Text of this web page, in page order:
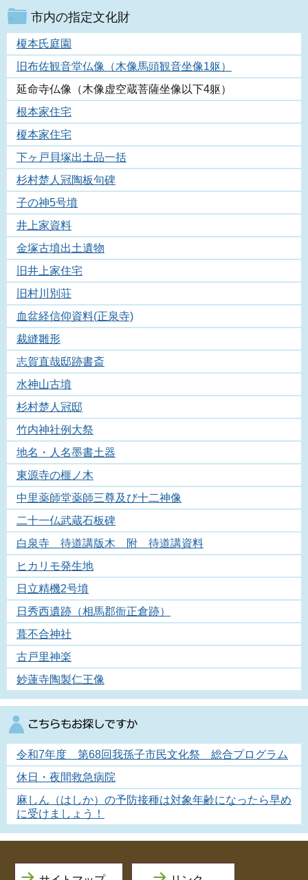
市内の指定文化財
榎本氏庭園
旧布佐観音堂仏像（木像馬頭観音坐像1躯）
延命寺仏像（木像虚空蔵菩薩坐像以下4躯）
根本家住宅
榎本家住宅
下ヶ戸貝塚出土品一括
杉村楚人冠陶板句碑
子の神5号墳
井上家資料
金塚古墳出土遺物
旧井上家住宅
旧村川別荘
血盆経信仰資料(正泉寺)
裁縫雛形
志賀直哉邸跡書斎
水神山古墳
杉村楚人冠邸
竹内神社例大祭
地名・人名墨書土器
東源寺の榧ノ木
中里薬師堂薬師三尊及び十二神像
二十一仏武蔵石板碑
白泉寺 待道講版木 附 待道講資料
ヒカリモ発生地
日立精機2号墳
日秀西遺跡（相馬郡衙正倉跡）
葺不合神社
古戸里神楽
妙蓮寺陶製仁王像
令和7年度 第68回我孫子市民文化祭 総合プログラム
休日・夜間救急病院
麻しん（はしか）の予防接種は対象年齢になったら早め
に受けましょう！